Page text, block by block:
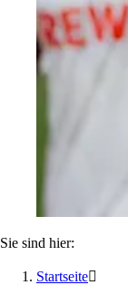
Sie sind hier:
Startseite